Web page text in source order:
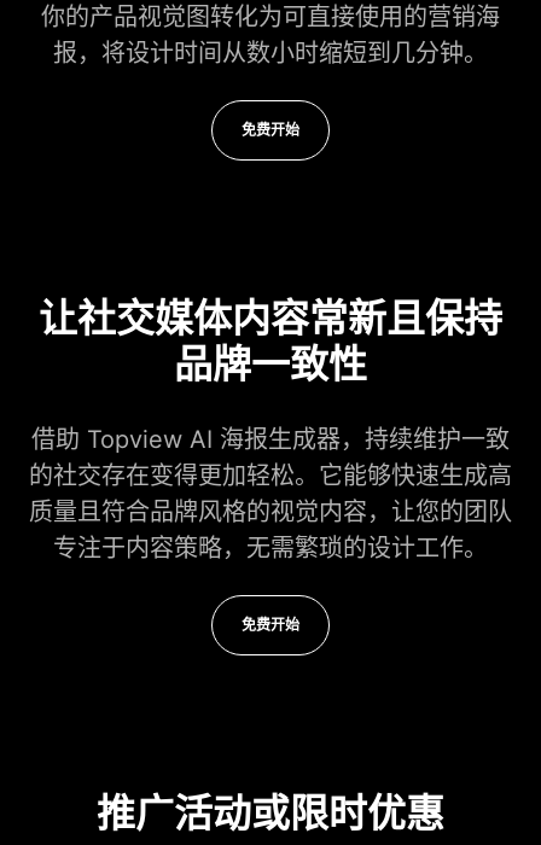
你的产品视觉图转化为可直接使用的营销海
报，将设计时间从数小时缩短到几分钟。
免费开始
让社交媒体内容常新且保持
品牌一致性
借助 Topview AI 海报生成器，持续维护一致
的社交存在变得更加轻松。它能够快速生成高
质量且符合品牌风格的视觉内容，让您的团队
专注于内容策略，无需繁琐的设计工作。
免费开始
推广活动或限时优惠